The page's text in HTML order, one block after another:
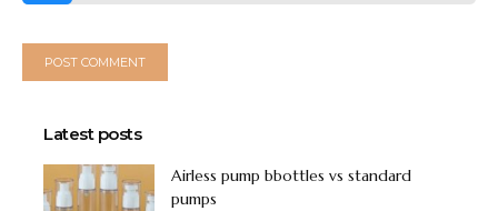
Latest posts
Airless pump bbottles vs standard
pumps